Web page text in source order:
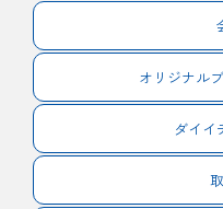
オリジナル
ダイイ